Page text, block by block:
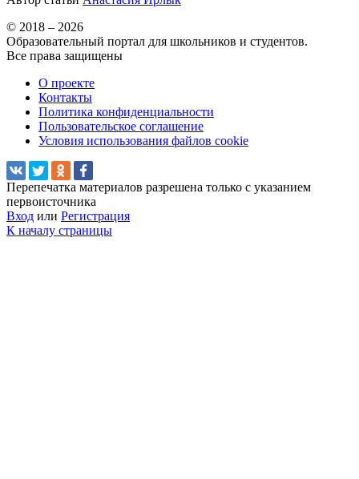
© 2018 – 2026
Образовательный портал для школьников и студентов.
Все права защищены
О проекте
Контакты
Политика конфиденциальности
Пользовательское соглашение
Условия использования файлов cookie
Перепечатка материалов разрешена только с указанием
первоисточника
Вход или Регистрация
К началу страницы